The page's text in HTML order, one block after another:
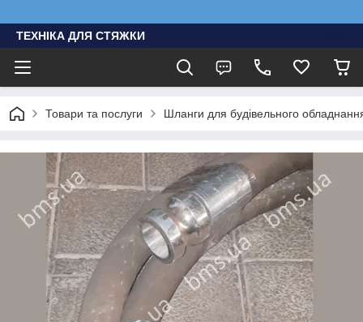
ТЕХНІКА ДЛЯ СТЯЖКИ
Товари та послуги Шланги для будівельного